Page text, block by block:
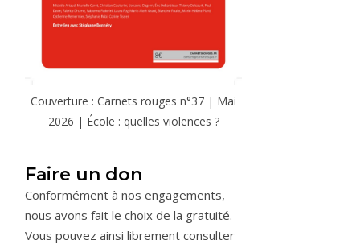
Couverture : Carnets rouges n°37 | Mai
2026 | École : quelles violences ?
Faire un don
Conformément à nos engagements,
nous avons fait le choix de la gratuité.
Vous pouvez ainsi librement consulter